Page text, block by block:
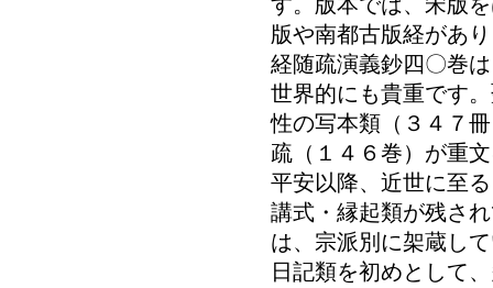
版や南都古版経があ
経随疏演義鈔四〇巻
世界的にも貴重です
性の写本類（３４７
疏（１４６巻）が重
平安以降、近世に至
講式・縁起類が残さ
は、宗派別に架蔵し
日記類を初めとして